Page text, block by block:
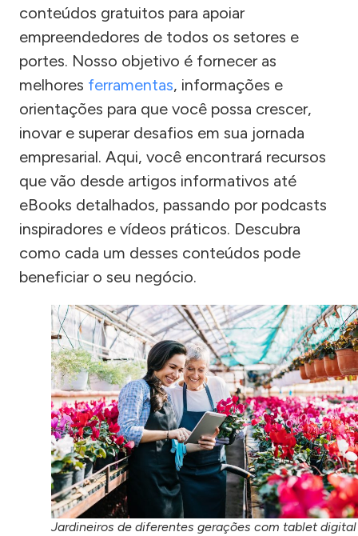
conteúdos gratuitos para apoiar
empreendedores de todos os setores e
portes. Nosso objetivo é fornecer as
melhores ferramentas, informações e
orientações para que você possa crescer,
inovar e superar desafios em sua jornada
empresarial. Aqui, você encontrará recursos
que vão desde artigos informativos até
eBooks detalhados, passando por podcasts
inspiradores e vídeos práticos. Descubra
como cada um desses conteúdos pode
beneficiar o seu negócio.
Jardineiros de diferentes gerações com tablet digital